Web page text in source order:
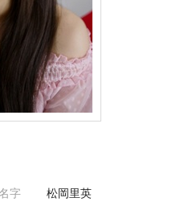
字
松岡里英